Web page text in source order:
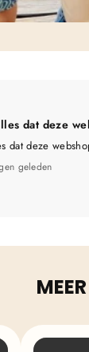
dat deze
dat deze
geleden